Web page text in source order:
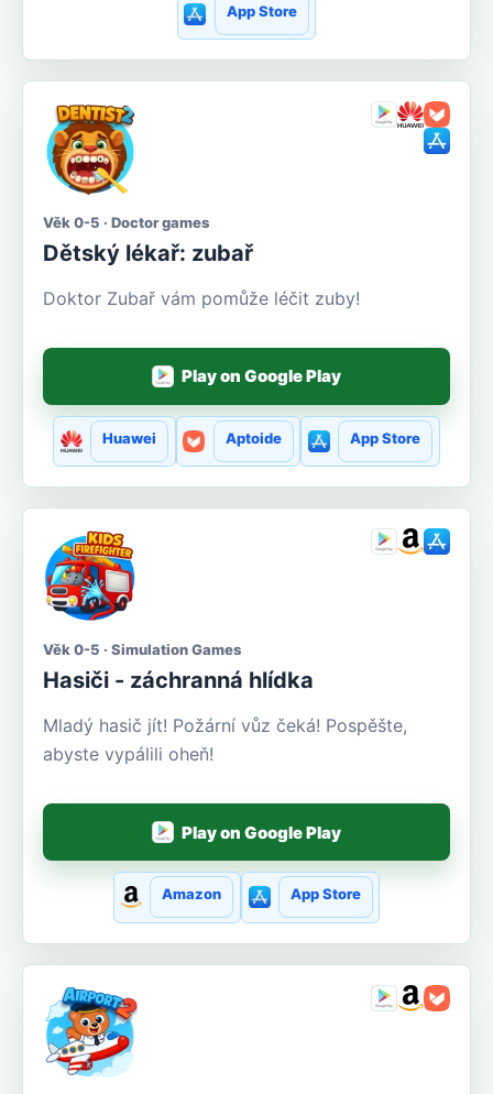
App Store
Věk 0-5 · Doctor games
Dětský lékař: zubař
Doktor Zubař vám pomůže léčit zuby!
Play on Google Play
Huawei Aptoide App Store
Věk 0-5 · Simulation Games
Hasiči - záchranná hlídka
Mladý hasič jít! Požární vůz čeká! Pospěšte,
abyste vypálili oheň!
Play on Google Play
Amazon App Store